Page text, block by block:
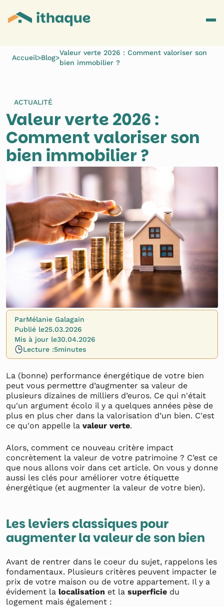
Accueil>Blog>
Valeur verte 2026 : Comment valoriser son
bien immobilier ?
ACTUALITÉ
Valeur verte 2026 :
Comment valoriser son
bien immobilier ?
ParMélanie Galagain
Publié le25.03.2026
Mis à jour le30.04.2026
Lecture :5minutes
La (bonne) performance énergétique de votre bien
peut vous permettre d’augmenter sa valeur de
plusieurs dizaines de milliers d’euros. Ce qui n'était
qu'un argument écolo il y a quelques années pèse de
plus en plus cher dans la valorisation d’un bien. C'est
ce qu'on appelle la valeur verte.
Alors, comment ce nouveau critère impact
concrètement la valeur de votre patrimoine ? C’est ce
que nous allons voir dans cet article. On vous y donne
aussi les clés pour améliorer votre étiquette
énergétique (et augmenter la valeur de votre bien).
Les leviers classiques pour
augmenter la valeur de son bien
Avant de rentrer dans le coeur du sujet, rappelons les
fondamentaux. Plusieurs critères peuvent impacter le
prix de votre maison ou de votre appartement. Il y a
évidement la localisation et la superficie du
logement mais également :